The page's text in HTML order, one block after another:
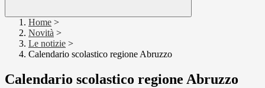
Home >
Novità >
Le notizie >
Calendario scolastico regione Abruzzo
Calendario scolastico regione Abruzzo